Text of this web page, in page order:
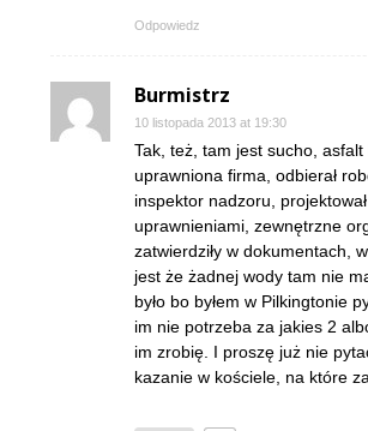
Odpowiedz
Burmistrz
10 listopada 2013 at 19:30
Tak, też, tam jest sucho, asfalt
uprawniona firma, odbierał
inspektor nadzoru,
uprawnieniami, zewnętrzne
zatwierdziły w dokumentach,
jest że żadnej wody tam nie
było bo byłem w Pilkingtonie
im nie potrzeba za jakies 2
im zrobię. I proszę już nie
kazanie w kościele, na które